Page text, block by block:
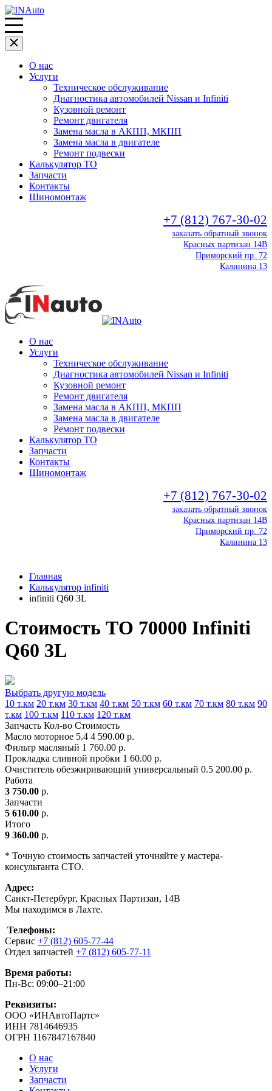
О нас
Услуги
Техническое обслуживание
Диагностика автомобилей Nissan и Infiniti
Кузовной ремонт
Ремонт двигателя
Замена масла в АКПП, МКПП
Замена масла в двигателе
Ремонт подвески
Калькулятор ТО
Запчасти
Контакты
Шиномонтаж
+7 (812) 767-30-02
заказать обратный звонок
Красных партизан 14В
Приморский пр. 72
Калинина 13
О нас
Услуги
Техническое обслуживание
Диагностика автомобилей Nissan и Infiniti
Кузовной ремонт
Ремонт двигателя
Замена масла в АКПП, МКПП
Замена масла в двигателе
Ремонт подвески
Калькулятор ТО
Запчасти
Контакты
Шиномонтаж
+7 (812) 767-30-02
заказать обратный звонок
Красных партизан 14В
Приморский пр. 72
Калинина 13
Главная
Калькулятор infiniti
infiniti Q60 3L
Стоимость ТО 70000 Infiniti
Q60 3L
Выбрать другую модель
10 т.км 20 т.км 30 т.км 40 т.км 50 т.км 60 т.км 70 т.км 80 т.км 90
т.км 100 т.км 110 т.км 120 т.км
Запчасть Кол-во Стоимость
Масло моторное 5.4 4 590.00 р.
Фильтр масляный 1 760.00 р.
Прокладка сливной пробки 1 60.00 р.
Очиститель обезжиривающий универсальный 0.5 200.00 р.
Работа
3 750.00 р.
Запчасти
5 610.00 р.
Итого
9 360.00 р.
* Точную стоимость запчастей уточняйте у мастера-
консультанта СТО.
Адрес:
Санкт-Петербург, Красных Партизан, 14В
Мы находимся в Лахте.
Телефоны:
Сервис +7 (812) 605-77-44
Отдел запчастей +7 (812) 605-77-11
Время работы:
Пн-Вс: 09:00–21:00
Реквизиты:
ООО «ИНАвтоПартс»
ИНН 7814646935
ОГРН 1167847167840
О нас
Услуги
Запчасти